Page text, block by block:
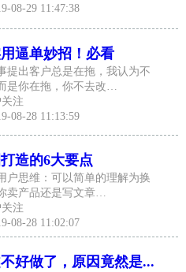
08-29 11:47:38
逼单妙招！必看
提出客户总是在拖，我认为不
是你在拖，你不去改…
注
08-28 11:13:59
造的6大要点
户思维：可以简单的理解为换
卖产品还是写文章…
注
08-28 11:02:07
好做了，原因竟然是...